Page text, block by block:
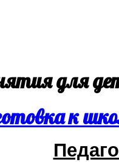
для
к